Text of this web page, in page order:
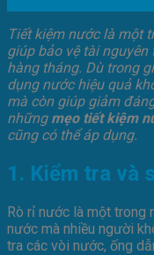
Tiết kiệm nước là một
giúp bảo vệ tài
hàng tháng. Dù trong
dụng nước hiệu quả
mà còn giúp giảm
những mẹo tiết kiệm
cũng có thể áp dụng.
1. Kiểm tra và
Rò rỉ nước là một trong
nước mà nhiều người
tra các vòi nước, ống